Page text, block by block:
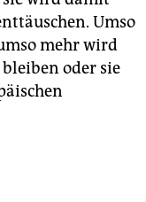
Umso
mehr wird
oder sie